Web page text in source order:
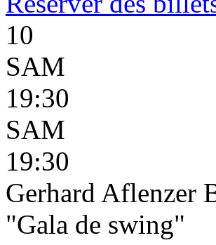
10
SAM
19:30
SAM
19:30
Gerhard Aflenzer
"Gala de swing"